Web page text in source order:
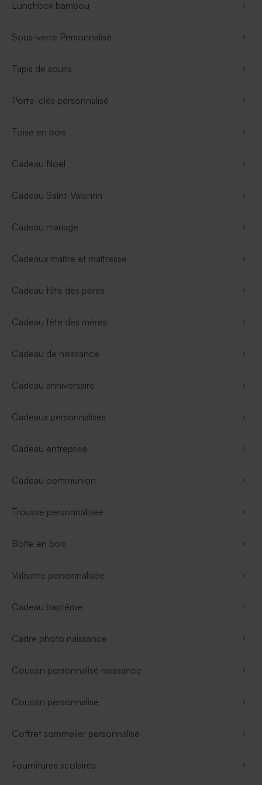
Lunchbox bambou
Sous-verre Personnalisé
Tapis de souris
Porte-clés personnalisé
Toise en bois
Cadeau Noël
Cadeau Saint-Valentin
Cadeau mariage
Cadeaux maître et maîtresse
Cadeau fête des pères
Cadeau fête des mères
Cadeau de naissance
Cadeau anniversaire
Cadeaux personnalisés
Cadeau entreprise
Cadeau communion
Trousse personnalisée
Boîte en bois
Valisette personnalisée
Cadeau baptême
Cadre photo naissance
Coussin personnalisé naissance
Coussin personnalisé
Coffret sommelier personnalisé
Fournitures scolaires